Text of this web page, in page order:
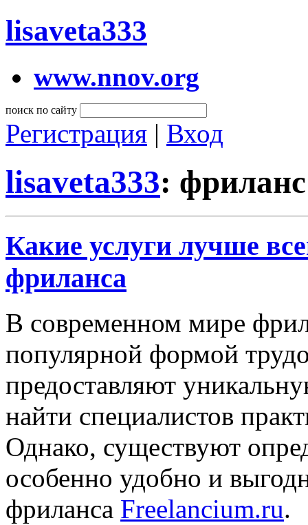
lisaveta333
www.nnov.org
поиск по сайту
Регистрация | Вход
lisaveta333: фриланс
Какие услуги лучше
фриланса
В современном мире
популярной формой
предоставляют
найти специалистов
Однако, существуют
особенно удобно и
фриланса Freelancium.ru.